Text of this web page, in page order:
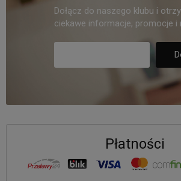
Dołącz do naszego klubu i
ciekawe informacje, promocje i
Płatności